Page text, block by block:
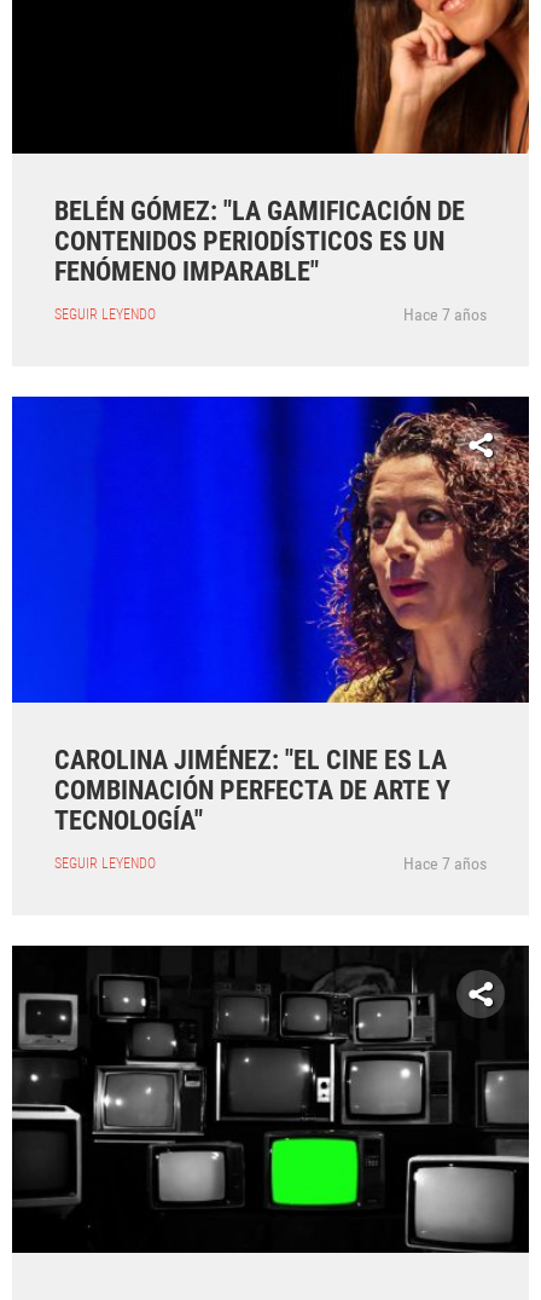
BELÉN GÓMEZ: "LA GAMIFICACIÓN DE
CONTENIDOS PERIODÍSTICOS ES UN
FENÓMENO IMPARABLE"
SEGUIR LEYENDO Hace 7 años
CAROLINA JIMÉNEZ: "EL CINE ES LA
COMBINACIÓN PERFECTA DE ARTE Y
TECNOLOGÍA"
SEGUIR LEYENDO Hace 7 años